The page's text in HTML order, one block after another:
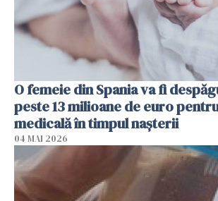
O femeie din Spania va fi
peste 13 milioane de euro
medicală în timpul naşterii
04 MAI 2026